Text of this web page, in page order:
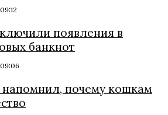
появления в
банкнот
напомнил, почему кошкам